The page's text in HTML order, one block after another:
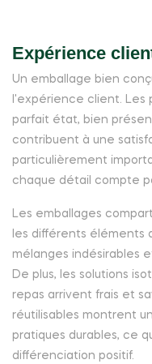
Expérience
Un emballage bien
l'expérience client. Les
parfait état, bien
contribuent à une
particulièrement
chaque détail compte
Les emballages
les différents éléments
mélanges indésirables
De plus, les solutions
repas arrivent frais et
réutilisables montrent
pratiques durables, ce
différenciation positif.